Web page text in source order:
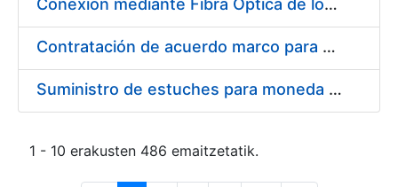
Conexión mediante Fibra Óptica de los Centros de Proceso de Datos (CPDs) de las sedes de la FNMT-RCM de Burgos y Madrid
Contratación de acuerdo marco para el Suministro de Material de Electricidad para la Fábrica Nacional de Moneda y Timbre-Real Casa de la Moneda en su centro de trabajo de Burgos
Suministro de estuches para moneda de 30 €
1 - 10 erakusten 486 emaitzetatik.